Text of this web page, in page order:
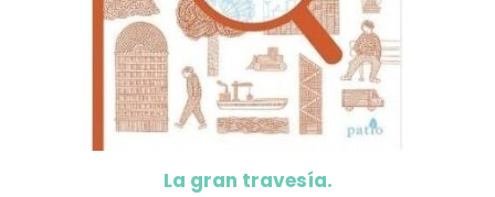
La gran travesía.